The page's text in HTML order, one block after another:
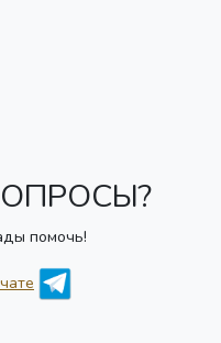
помочь!